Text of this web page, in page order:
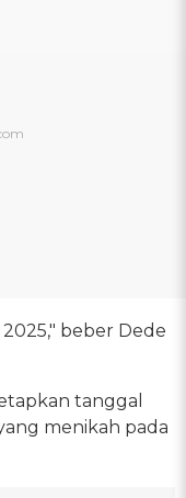
beber Dede
tanggal
menikah pada